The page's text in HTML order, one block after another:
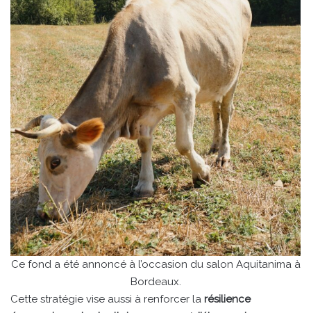
Ce fond a été annoncé à l’occasion du salon Aquitanima à
Bordeaux.
Cette stratégie vise aussi à renforcer la résilience